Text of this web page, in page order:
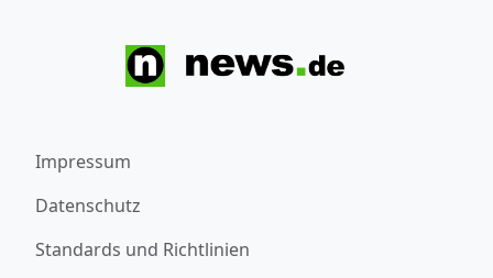
Impressum
Datenschutz
Standards und Richtlinien